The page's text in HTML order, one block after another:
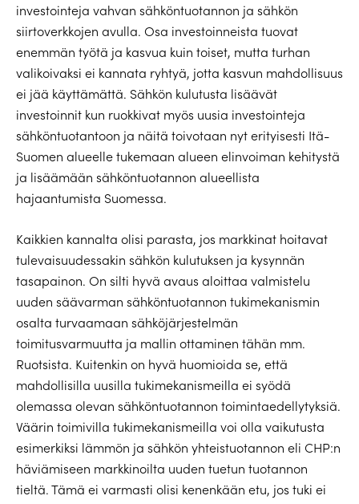
investointeja vahvan sähköntuotannon ja sähkön
siirtoverkkojen avulla. Osa investoinneista tuovat
enemmän työtä ja kasvua kuin toiset, mutta turhan
valikoivaksi ei kannata ryhtyä, jotta kasvun mahdollisuus
ei jää käyttämättä. Sähkön kulutusta lisäävät
investoinnit kun ruokkivat myös uusia investointeja
sähköntuotantoon ja näitä toivotaan nyt erityisesti Itä-
Suomen alueelle tukemaan alueen elinvoiman kehitystä
ja lisäämään sähköntuotannon alueellista
hajaantumista Suomessa.
Kaikkien kannalta olisi parasta, jos markkinat hoitavat
tulevaisuudessakin sähkön kulutuksen ja kysynnän
tasapainon. On silti hyvä avaus aloittaa valmistelu
uuden säävarman sähköntuotannon tukimekanismin
osalta turvaamaan sähköjärjestelmän
toimitusvarmuutta ja mallin ottaminen tähän mm.
Ruotsista. Kuitenkin on hyvä huomioida se, että
mahdollisilla uusilla tukimekanismeilla ei syödä
olemassa olevan sähköntuotannon toimintaedellytyksiä.
Väärin toimivilla tukimekanismeilla voi olla vaikutusta
esimerkiksi lämmön ja sähkön yhteistuotannon eli CHP:n
häviämiseen markkinoilta uuden tuetun tuotannon
tieltä. Tämä ei varmasti olisi kenenkään etu, jos tuki ei